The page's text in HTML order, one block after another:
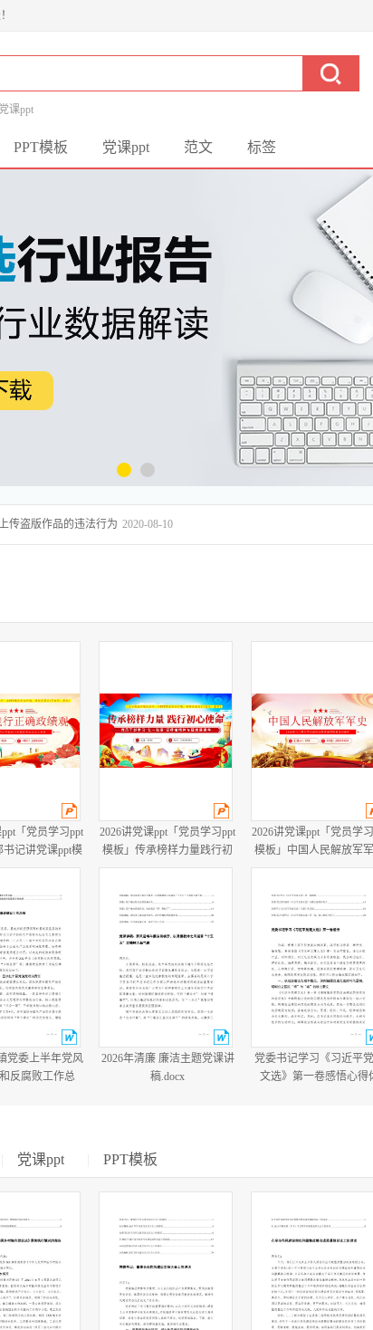
党课ppt
PPT模板 党课ppt 范文 标签
传盗版作品的违法行为 2020-08-10
「党员学习ppt
记讲党课ppt模
整内容」.pptx
2026讲党课ppt「党员学习ppt
模板」传承榜样力量践行初
心使命PP学习“七一勋章”获
整内容」.pptx
2026讲党课ppt「党员学
模板」中国人民解放军
建军99周年八一建军节
整内容】.pptx
党委上半年党风
反腐败工作总
2026年清廉 廉洁主题党课讲
稿.docx
党委书记学习《习近平
文选》第一卷感悟心得
党课ppt PPT模板